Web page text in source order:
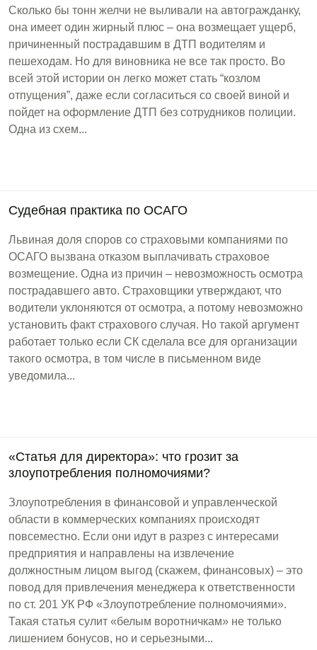
Сколько бы тонн желчи не выливали на автогражданку,
она имеет один жирный плюс – она возмещает ущерб,
причиненный пострадавшим в ДТП водителям и
пешеходам. Но для виновника не все так просто. Во
всей этой истории он легко может стать “козлом
отпущения”, даже если согласиться со своей виной и
пойдет на оформление ДТП без сотрудников полиции.
Одна из схем...
Судебная практика по ОСАГО
Львиная доля споров со страховыми компаниями по
ОСАГО вызвана отказом выплачивать страховое
возмещение. Одна из причин – невозможность осмотра
пострадавшего авто. Страховщики утверждают, что
водители уклоняются от осмотра, а потому невозможно
установить факт страхового случая. Но такой аргумент
работает только если СК сделала все для организации
такого осмотра, в том числе в письменном виде
уведомила...
«Статья для директора»: что грозит за
злоупотребления полномочиями?
Злоупотребления в финансовой и управленческой
области в коммерческих компаниях происходят
повсеместно. Если они идут в разрез с интересами
предприятия и направлены на извлечение
должностным лицом выгод (скажем, финансовых) – это
повод для привлечения менеджера к ответственности
по ст. 201 УК РФ «Злоупотребление полномочиями».
Такая статья сулит «белым воротничкам» не только
лишением бонусов, но и серьезными...